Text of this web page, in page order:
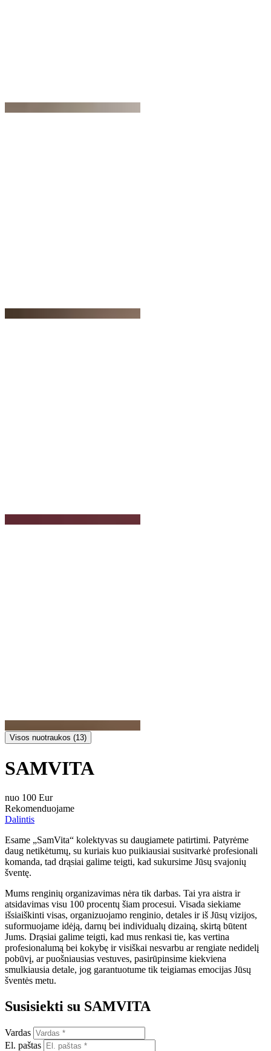
Visos nuotraukos (13)
SAMVITA
nuo 100 Eur
Rekomenduojame
Dalintis
Esame „SamVita“ kolektyvas su daugiamete patirtimi. Patyrėme
daug netikėtumų, su kuriais kuo puikiausiai susitvarkė profesionali
komanda, tad drąsiai galime teigti, kad sukursime Jūsų svajonių
šventę.
Mums renginių organizavimas nėra tik darbas. Tai yra aistra ir
atsidavimas visu 100 procentų šiam procesui. Visada siekiame
išsiaiškinti visas, organizuojamo renginio, detales ir iš Jūsų vizijos,
suformuojame idėją, darnų bei individualų dizainą, skirtą būtent
Jums. Drąsiai galime teigti, kad mus renkasi tie, kas vertina
profesionalumą bei kokybę ir visiškai nesvarbu ar rengiate nedidelį
pobūvį, ar puošniausias vestuves, pasirūpinsime kiekviena
smulkiausia detale, jog garantuotume tik teigiamas emocijas Jūsų
šventės metu.
Susisiekti su SAMVITA
Vardas
El. paštas